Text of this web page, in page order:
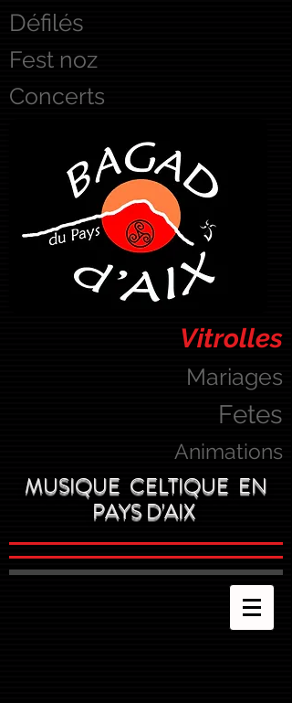
Défilés
Fest noz
Concerts
Vitrolles
Mariages
Fetes
Animations
MUSIQUE CELTIQUE EN
PAYS D'AIX